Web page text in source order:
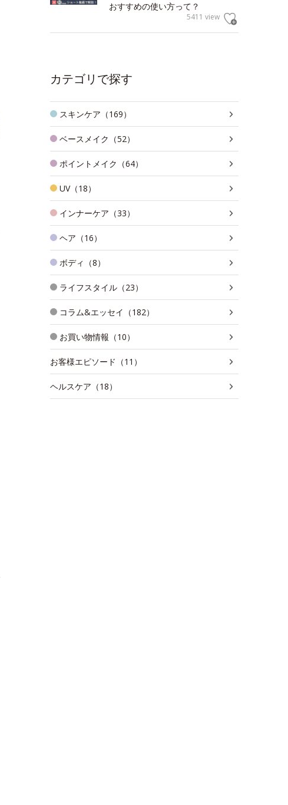
おすすめの使い方って？
5411 view
カテゴリで探す
スキンケア（169）
ベースメイク（52）
ポイントメイク（64）
UV（18）
インナーケア（33）
ヘア（16）
ボディ（8）
ライフスタイル（23）
コラム&エッセイ（182）
お買い物情報（10）
お客様エピソード（11）
ヘルスケア（18）